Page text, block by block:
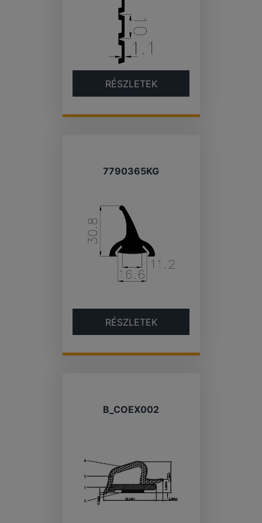
RÉSZLETEK
7790365KG
RÉSZLETEK
B_COEX002